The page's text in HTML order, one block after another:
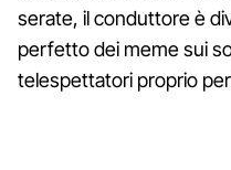
serate, il conduttore è
perfetto dei meme sui
telespettatori proprio